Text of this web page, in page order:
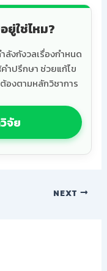
ใช่ไหม?
ลังกังวลเรื่องกำหนด
ำปรึกษา ช่วยแก้ไข
งตามหลักวิชาการ
จัย
NEXT